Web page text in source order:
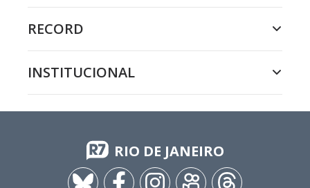
RECORD
INSTITUCIONAL
RIO DE JANEIRO